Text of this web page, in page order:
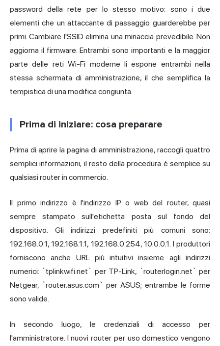
password della rete per lo stesso motivo: sono i due
elementi che un attaccante di passaggio guarderebbe per
primi. Cambiare l'SSID elimina una minaccia prevedibile. Non
aggiorna il firmware. Entrambi sono importanti e la maggior
parte delle reti Wi-Fi moderne li espone entrambi nella
stessa schermata di amministrazione, il che semplifica la
tempistica di una modifica congiunta.
Prima di iniziare: cosa preparare
Prima di aprire la pagina di amministrazione, raccogli quattro
semplici informazioni; il resto della procedura è semplice su
qualsiasi router in commercio.
Il primo indirizzo è l'indirizzo IP o web del router, quasi
sempre stampato sull'etichetta posta sul fondo del
dispositivo. Gli indirizzi predefiniti più comuni sono:
192.168.0.1, 192.168.1.1, 192.168.0.254, 10.0.0.1. I produttori
forniscono anche URL più intuitivi insieme agli indirizzi
numerici: `tplinkwifi.net` per TP-Link, `routerlogin.net` per
Netgear, `router.asus.com` per ASUS; entrambe le forme
sono valide.
In secondo luogo, le credenziali di accesso per
l'amministratore. I nuovi router per uso domestico vengono